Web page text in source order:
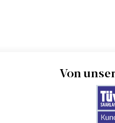
Von